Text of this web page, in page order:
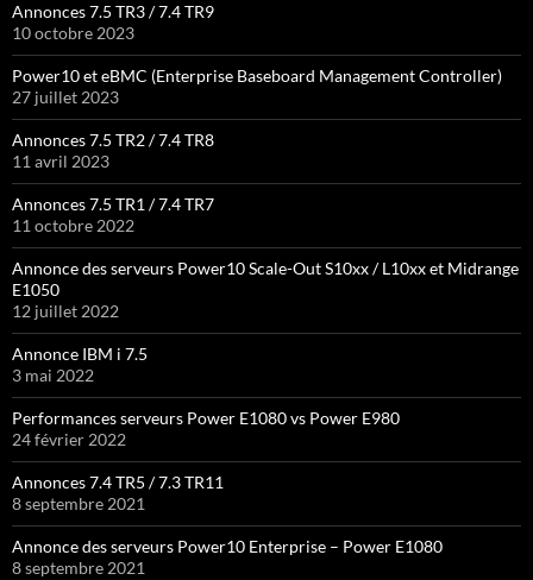
Annonces 7.5 TR3 / 7.4 TR9
10 octobre 2023
Power10 et eBMC (Enterprise Baseboard Management Controller)
27 juillet 2023
Annonces 7.5 TR2 / 7.4 TR8
11 avril 2023
Annonces 7.5 TR1 / 7.4 TR7
11 octobre 2022
Annonce des serveurs Power10 Scale-Out S10xx / L10xx et Midrange
E1050
12 juillet 2022
Annonce IBM i 7.5
3 mai 2022
Performances serveurs Power E1080 vs Power E980
24 février 2022
Annonces 7.4 TR5 / 7.3 TR11
8 septembre 2021
Annonce des serveurs Power10 Enterprise – Power E1080
8 septembre 2021